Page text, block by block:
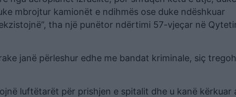
mbrojtur kamionët e ndihmës ose duke ndëshkuar
tha një punëtor ndërtimi 57-vjeçar në
janë përleshur edhe me bandat kriminale, siç
luftëtarët për prishjen e spitalit dhe u kanë kërkuar